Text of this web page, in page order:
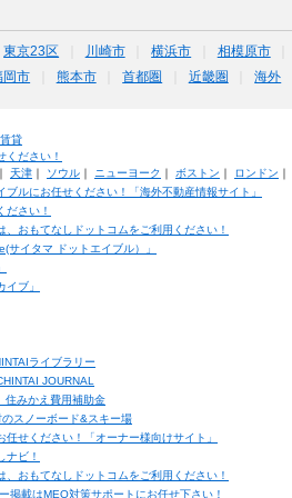
東京23区 川崎市 横浜市 相模原市
岡市 熊本市 首都圏 近畿圏 海外
貸
ください！
｜ 天津｜ ソウル｜ ニューヨーク ｜ ボストン ｜ ロンドン ｜
ルにお任せください！「海外不動産情報サイト」
ださい！
おもてなしドットコムをご利用ください！
イタマ ドットエイブル）」
ブ」
ライブラリー
JOURNAL
住みかえ費用補助金
スノーボード&スキー場
せください！「オーナー様向けサイト」
ナビ！
おもてなしドットコムをご利用ください！
掲載はMEO対策サポートにお任せ下さい！